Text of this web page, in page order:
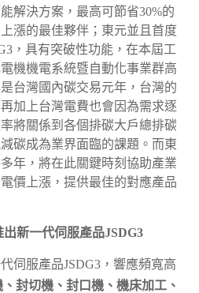
解決方案，最高可節省30%的
漲的最佳夥伴；東元並且首度
，具有突破性功能，在本屆工
機機電系統暨自動化事業群高
台灣國內碳交易元年，台灣的
加上台灣電費也會因為需求逐
將關係到各個排碳大戶總排碳
碳成為業界面臨的課題。而東
年，將在此關鍵時刻協助產業
價上漲，提供最佳的對應產品
新一代伺服產品JSDG3
伺服產品JSDG3，響應頻寬高
封切機、封口機、機床加工、